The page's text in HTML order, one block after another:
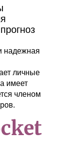
надежная
личные
имеет
членом